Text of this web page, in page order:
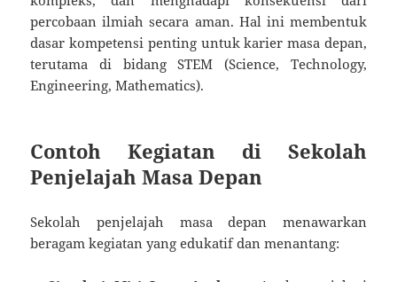
percobaan ilmiah secara aman. Hal ini membentuk
dasar kompetensi penting untuk karier masa depan,
terutama di bidang STEM (Science, Technology,
Engineering, Mathematics).
Contoh Kegiatan di Sekolah
Penjelajah Masa Depan
Sekolah penjelajah masa depan menawarkan
beragam kegiatan yang edukatif dan menantang: